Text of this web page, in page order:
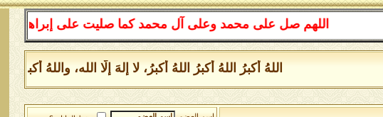
اللهم صل على محمد وعلى آل محمد كما صليت على إبراهيم وعلى آل
اللهُ أكبرُ اللهُ أكبرُ اللهُ أكبرُ، لا إلهَ إلَّا الله، واللهُ أكبر